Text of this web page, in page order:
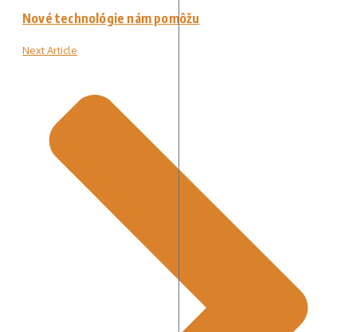
Nové technológie nám pomôžu
Next Article